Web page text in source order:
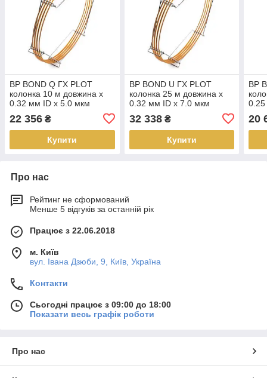
BP BOND Q ГХ PLOT
колонка 10 м довжина x
0.32 мм ID x 5.0 мкм
22 356 ₴
Купити
BP BOND U ГХ PLOT
колонка 25 м довжина x
0.32 мм ID x 7.0 мкм
32 338₴
Купити
BP
20
Про нас
Рейтинг не сформований
Менше 5 відгуків за останній рік
Працює з 22.06.2018
м. Київ
вул. Івана Дзюби, 9, Київ, Україна
Контакти
Сьогодні працює з 09:00 до 18:00
Показати весь графік роботи
Про нас